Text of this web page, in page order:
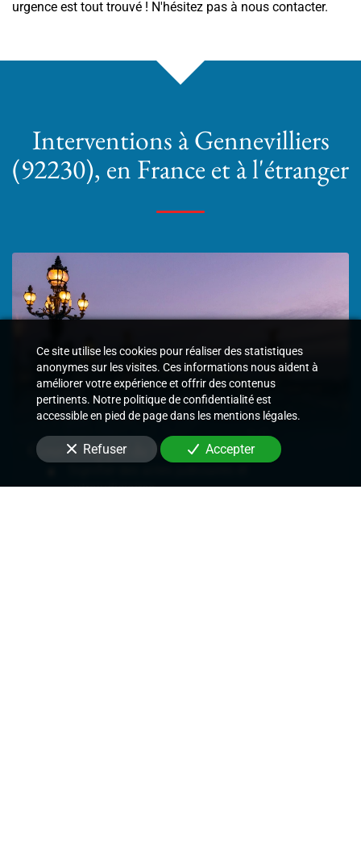
urgence est tout trouvé ! N'hésitez pas à nous contacter.
Interventions à Gennevilliers
(92230), en France et à l'étranger
Cour d'Appel de Paris
extrajudiciaires,
Ce site utilise les cookies pour réaliser des statistiques
anonymes sur les visites. Ces informations nous aident à
améliorer votre expérience et offrir des contenus
pertinents. Notre politique de confidentialité est
accessible en pied de page dans les mentions légales.
Refuser Accepter